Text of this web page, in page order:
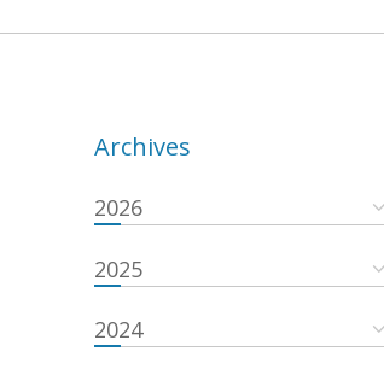
Archives
2026
2025
2024